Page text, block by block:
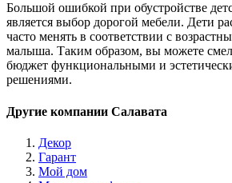
Большой ошибкой при обустройстве
является выбор дорогой мебели. Дети
часто менять в соответствии с
малыша. Таким образом, вы можете
бюджет функциональными и
решениями.
Другие компании Салавата
Декор
Гарант
Мой дом